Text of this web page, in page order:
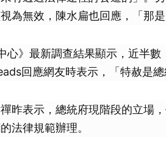
為無效，陳水扁也回應，「那
心》最新調查結果顯示，近半
回應網友時表示，「特赦是總
昨表示，總統府現階段的立場
法律規範辦理。